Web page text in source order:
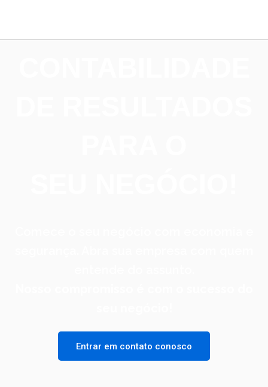
Entrar em contato conosco